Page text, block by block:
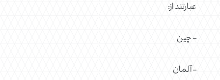
عبارتند از:
– چین
– آلمان